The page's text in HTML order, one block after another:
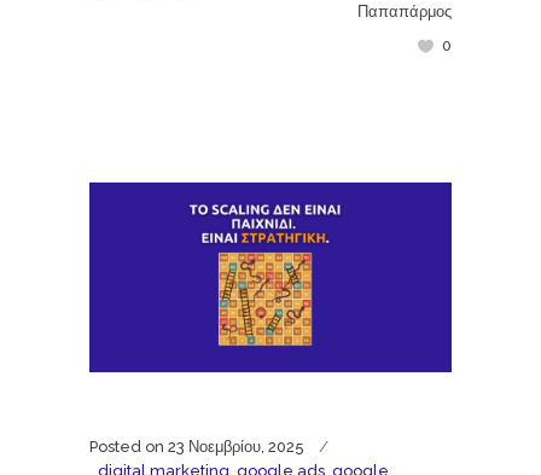
Παπαπάρμος
0
Posted on 23 Νοεμβρίου, 2025
digital marketing google ads google